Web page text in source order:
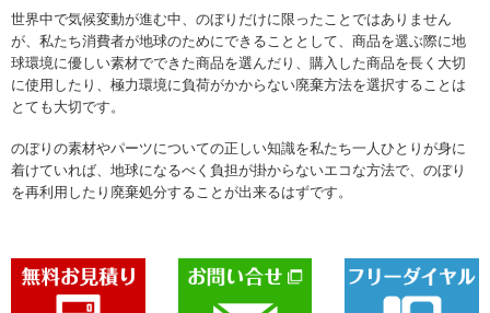
世界中で気候変動が進む中、のぼりだけに限ったことではありません
が、私たち消費者が地球のためにできることとして、商品を選ぶ際に地
球環境に優しい素材でできた商品を選んだり、購入した商品を長く大切
に使用したり、極力環境に負荷がかからない廃棄方法を選択することは
とても大切です。
のぼりの素材やパーツについての正しい知識を私たち一人ひとりが身に
着けていれば、地球になるべく負担が掛からないエコな方法で、のぼり
を再利用したり廃棄処分することが出来るはずです。